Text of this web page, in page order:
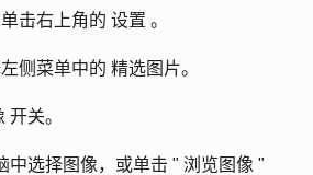
击右上角的 设置 。
侧菜单中的 精选图片。
开关。
中选择图像，或单击 " 浏览图像 "